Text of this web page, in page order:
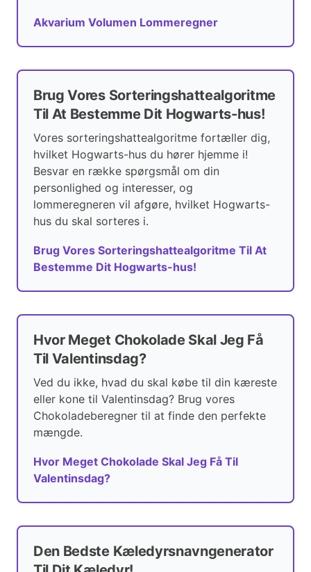
Akvarium Volumen Lommeregner
Brug Vores Sorteringshattealgoritme
Til At Bestemme Dit Hogwarts-hus!
Vores sorteringshattealgoritme fortæller dig,
hvilket Hogwarts-hus du hører hjemme i!
Besvar en række spørgsmål om din
personlighed og interesser, og
lommeregneren vil afgøre, hvilket Hogwarts-
hus du skal sorteres i.
Brug Vores Sorteringshattealgoritme Til At
Bestemme Dit Hogwarts-hus!
Hvor Meget Chokolade Skal Jeg Få
Til Valentinsdag?
Ved du ikke, hvad du skal købe til din kæreste
eller kone til Valentinsdag? Brug vores
Chokoladeberegner til at finde den perfekte
mængde.
Hvor Meget Chokolade Skal Jeg Få Til
Valentinsdag?
Den Bedste Kæledyrsnavngenerator